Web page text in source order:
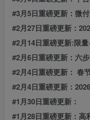
#3月5日重磅更新：微
#2月27日重磅更新：
#2月14日重磅更新:限
#2月6日重磅更新：六
#2月4日重磅更新： 春
#2月4日重磅更新：
#1月30日重磅更新：
#1月28日重磅更新：高